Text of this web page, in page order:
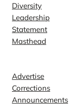
Diversity
Leadership
Statement
Masthead
Advertise
Corrections
Announcements